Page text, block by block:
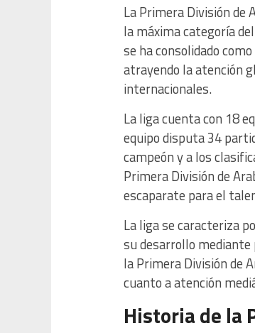
La Primera División de
la máxima categoría
se ha consolidado
atrayendo la atención
internacionales.
La liga cuenta con 18
equipo disputa 34
campeón y a los
Primera División de
escaparate para el
La liga se caracteriza
su desarrollo
la Primera División de
cuanto a atención
Historia de la